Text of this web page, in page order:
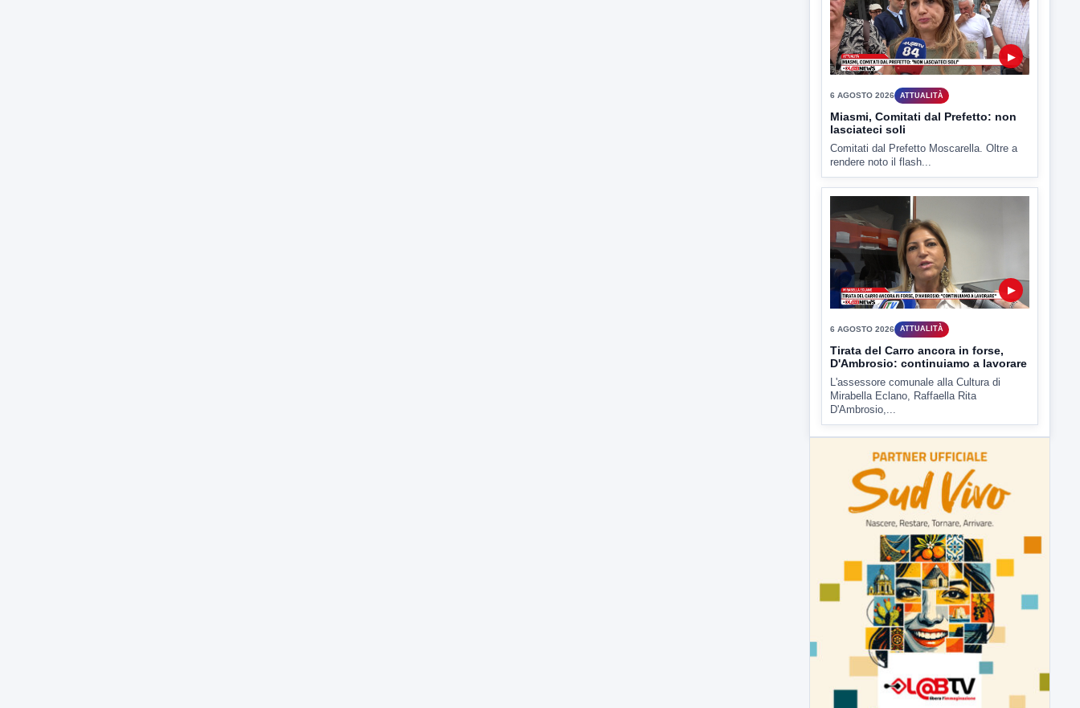
6 AGOSTO 2026 CRONACA
"Sistema Caprio", Procura S.Maria
CV chiede rinvio a giudizio per 54
La Procura della Repubblica di Santa
Capua Vetere chiude le...
6 AGOSTO 2026 ATTUALITÀ
Miasmi, Comitati dal Prefetto: non
lasciateci soli
Comitati dal Prefetto Moscarella. Oltre a
rendere noto il flash...
6 AGOSTO 2026 ATTUALITÀ
Tirata del Carro ancora in forse,
D'Ambrosio: continuiamo a lavorare
L'assessore comunale alla Cultura di
Mirabella Eclano, Raffaella Rita
D'Ambrosio,...